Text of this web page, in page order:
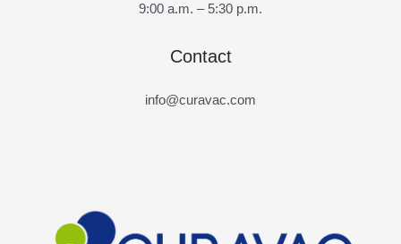
9:00 a.m. – 5:30 p.m.
Contact
info@curavac.com